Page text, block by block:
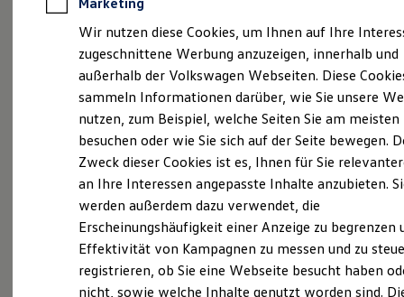
Anpfiff zum Gewinn
Elektroautos
ID. Tutorials
Elektrofahrzeugkonzepte
Reichweite
Reichweite der ID. Modelle
Reichweite im Winter
Laden
Laden unterwegs
Laden Zuhause
Ladezeitensimulator
Batterie
Sicherheit
Garantie und Lebensdauer
(Impressum & Rechtliches
Was wir Ihnen bieten
Wir nutzen diese Cookies, um Ihnen auf Ihre
zugeschnittene Werbung anzuzeigen, innerhalb und
außerhalb der Volkswagen Webseiten. Diese
sammeln Informationen darüber, wie Sie unsere
nutzen, zum Beispiel, welche Seiten Sie am meisten
besuchen oder wie Sie sich auf der Seite bewegen.
Zweck dieser Cookies ist es, Ihnen für Sie
an Ihre Interessen angepasste Inhalte anzubieten.
werden außerdem dazu verwendet, die
Erscheinungshäufigkeit einer Anzeige zu begrenzen
Effektivität von Kampagnen zu messen und zu
registrieren, ob Sie eine Webseite besucht haben
nicht, sowie welche Inhalte genutzt worden sind.